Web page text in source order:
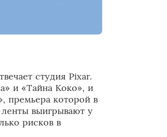
студия Pixar.
и «Тайна Коко», и
премьера которой в
выигрывают у
рисков в